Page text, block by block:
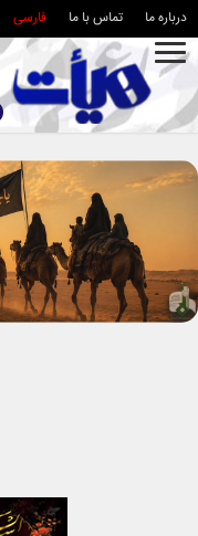
درباره ما تماس با ما فارسی